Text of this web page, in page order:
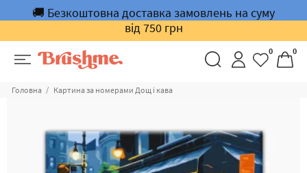
🚚 Безкоштовна доставка замовлень на суму
від 750 грн
0 0
Головна Картина за номерами Дощ і кава